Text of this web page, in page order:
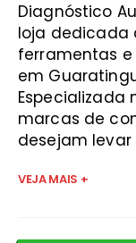
Diagnóstico
loja dedicada
ferramentas
em
Especializada
marcas de
desejam levar
VEJA MAIS +